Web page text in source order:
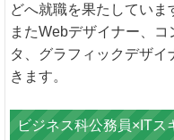
どへ就職を果たしていま
またWebデザイナー、
タ、グラフィックデザ
きます。
ビジネス科公務員×ITス